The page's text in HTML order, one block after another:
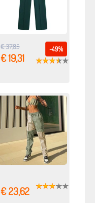
-49%
€ 37,85
€ 19,31
€ 23,62